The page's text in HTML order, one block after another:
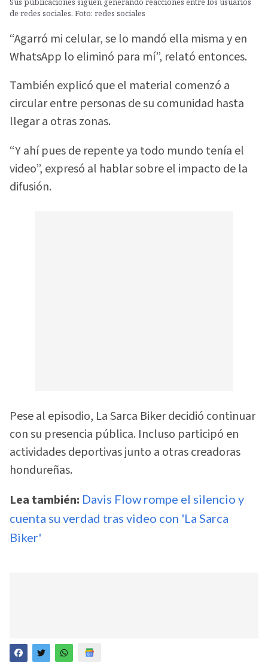
de redes sociales. Foto: redes sociales
“Agarró mi celular, se lo mandó ella misma y en
WhatsApp lo eliminó para mí”, relató entonces.
También explicó que el material comenzó a
circular entre personas de su comunidad hasta
llegar a otras zonas.
“Y ahí pues de repente ya todo mundo tenía el
video”, expresó al hablar sobre el impacto de la
difusión.
Pese al episodio, La Sarca Biker decidió continuar
con su presencia pública. Incluso participó en
actividades deportivas junto a otras creadoras
hondureñas.
Lea también: Davis Flow rompe el silencio y
cuenta su verdad tras video con 'La Sarca
Biker'